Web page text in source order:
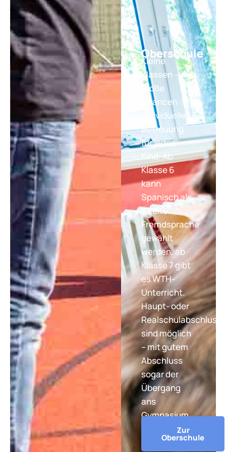
Oberschule
Kleine
Klassen –
große
Chancen:
Individuelle
Betreuung
für jedes
Kind. Ab
Klasse 6
kann
Spanisch als
zweite
Fremdsprache
gewählt
werden, ab
Klasse 7 gibt
es WTH-
Unterricht.
Haupt- oder
Realschulabschluss
sind möglich
– mit gutem
Abschluss
sogar der
Übergang
ans
Gymnasium.
Zur
Oberschule